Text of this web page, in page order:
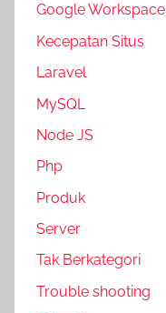
Google Workspace
Kecepatan Situs
Laravel
MySQL
Node JS
Php
Produk
Server
Tak Berkategori
Trouble shooting